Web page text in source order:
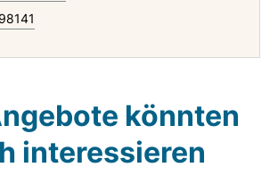
könnten
interessieren